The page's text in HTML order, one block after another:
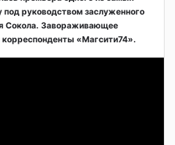
руководством заслуженного
Сокола. Завораживающее
корреспонденты «Магсити74».